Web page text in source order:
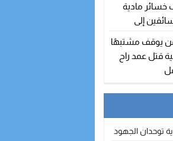
خسائر مادية
إلى
يوقف مشتبهًا
قتل عمد راح
توحدان الجهود لتطوير الممارسة الكروية بجهة